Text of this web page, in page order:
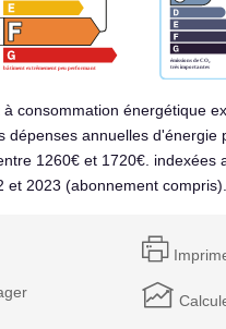
à consommation énergétique
dépenses annuelles d'énergie
1260€ et 1720€. indexées
et 2023 (abonnement compris).